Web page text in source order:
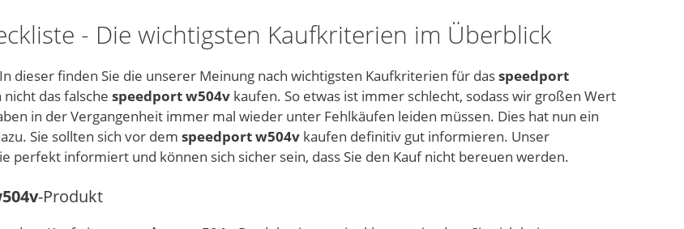
- Die wichtigsten Kaufkriterien im Überblick
dieser finden Sie die unserer Meinung nach wichtigsten Kaufkriterien für dasspeedport
das falsche speedport w504v kaufen. So etwas ist immer schlecht, sodass wir großen Wert
in der Vergangenheit immer mal wieder unter Fehlkäufen leiden müssen. Dies hat nun ein
Sie sollten sich vor dem speedport w504v kaufen definitiv gut informieren. Unser
perfekt informiert und können sich sicher sein, dass Sie den Kauf nicht bereuen werden.
-Produkt